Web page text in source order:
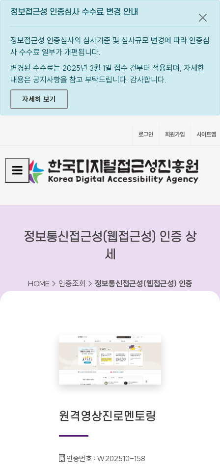
정보접근성 인증심사 수수료 변경 안내
정보접근성 인증심사의 심사기준 및 심사규모 변경에 따라 인증심
사 수수료 일부가 개편됩니다.
변경된 수수료는 2025년 3월 1일 접수 건부터 적용되며, 자세한
내용은 공지사항을 참고 부탁드립니다. 감사합니다.
자세히 보기
공지
로그인 회원가입 사이트맵
정보통신접근성(웹접근성) 인증 상
세
HOME > 인증조회 > 정보통신접근성(웹접근성) 인증
원격영상진로멘토링
인증번호 : W202510-158